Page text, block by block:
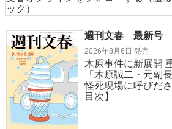
ック）
週刊文春 最新号
2026年8月6日 発売
木原事件に新展開
「木原誠二・元副
怪死現場に呼びだ
目次】